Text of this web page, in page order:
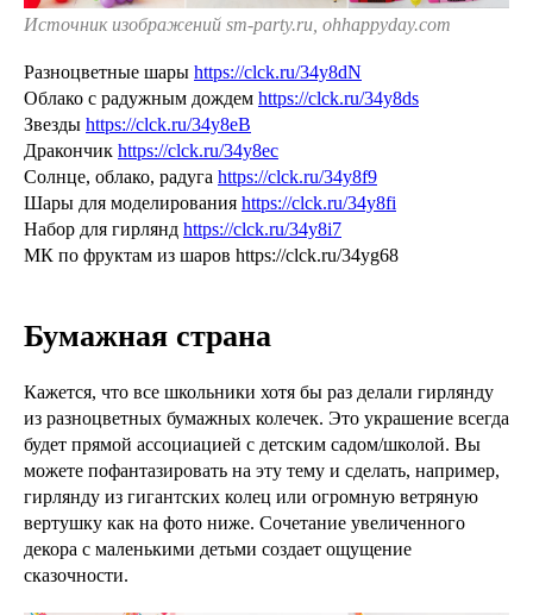
Источник изображений sm-party.ru, ohhappyday.com
Разноцветные шары https://clck.ru/34y8dN
Облако с радужным дождем https://clck.ru/34y8ds
Звезды https://clck.ru/34y8eB
Дракончик https://clck.ru/34y8ec
Солнце, облако, радуга https://clck.ru/34y8f9
Шары для моделирования https://clck.ru/34y8fi
Набор для гирлянд https://clck.ru/34y8i7
МК по фруктам из шаров https://clck.ru/34yg68
Бумажная страна
Кажется, что все школьники хотя бы раз делали гирлянду
из разноцветных бумажных колечек. Это украшение всегда
будет прямой ассоциацией с детским садом/школой. Вы
можете пофантазировать на эту тему и сделать, например,
гирлянду из гигантских колец или огромную ветряную
вертушку как на фото ниже. Сочетание увеличенного
декора с маленькими детьми создает ощущение
сказочности.